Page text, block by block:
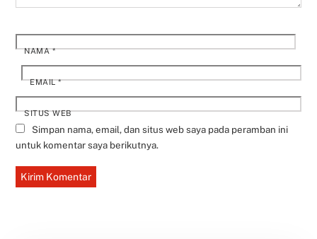
NAMA*
EMAIL*
SITUS WEB
Simpan nama, email, dan situs web saya pada peramban ini
untuk komentar saya berikutnya.